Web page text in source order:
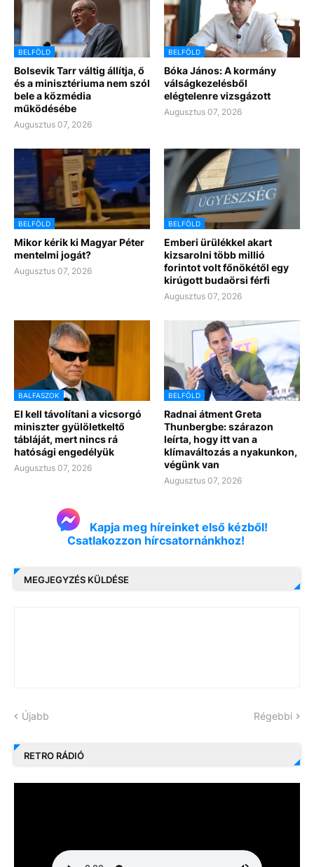
BELFÖLD
Bolsevik Tarr váltig állítja, ő
és a minisztériuma nem szól
bele a közmédia
működésébe
Augusztus 07, 2026
BELFÖLD
Bóka János: A kormány
válságkezelésből
elégtelenre vizsgázott
Augusztus 07, 2026
BELFÖLD
Mikor kérik ki Magyar Péter
mentelmi jogát?
Augusztus 07, 2026
BELFÖLD
Emberi ürülékkel akart
kizsarolni több millió
forintot volt főnökétől egy
kirúgott budaörsi férfi
Augusztus 07, 2026
BALFASZOK
El kell távolítani a vicsorgó
miniszter gyülöletkeltő
tábláját, mert nincs rá
hatósági engedélyük
Augusztus 07, 2026
BELFÖLD
Radnai átment Greta
Thunbergbe: szárazon
leírta, hogy itt van a
klímaváltozás a nyakunkon,
végünk van
Augusztus 07, 2026
Kapja meg híreinket első kézből!
Csatlakozzon hírcsatornánkhoz!
MEGJEGYZÉS KÜLDÉSE
Újabb Régebbi
RETRO RÁDIÓ